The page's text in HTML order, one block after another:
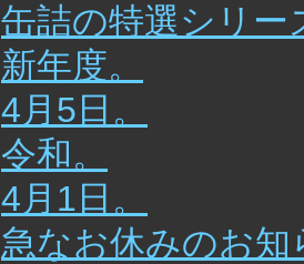
缶詰の特選シリー
新年度。
4月5日。
令和。
4月1日。
急なお休みのお知